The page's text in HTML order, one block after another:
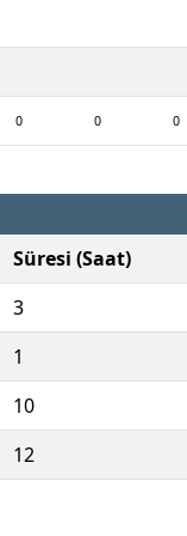
0 0 0
Süresi (Saat)
3
1
10
12